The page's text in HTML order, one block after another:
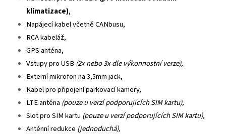
klimatizace),
Napájecí kabel včetně CANbusu,
RCA kabeláž,
GPS anténa,
Vstupy pro USB (2x nebo 3x dle výkonnostní verze),
Externí mikrofon na 3,5mm jack,
Kabel pro připojení parkovací kamery,
LTE anténa (pouze u verzí podporujících SIM kartu),
Slot pro SIM kartu (pouze u verzí podporujících SIM kartu),
Anténní redukce (jednoduchá),